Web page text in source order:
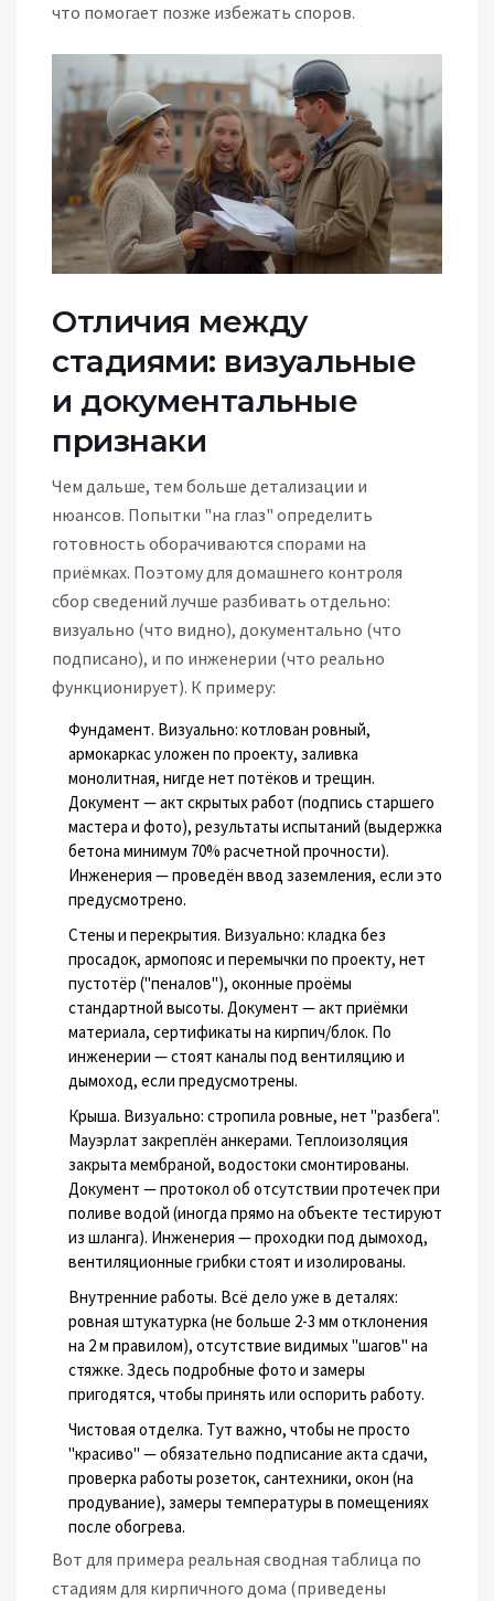
что помогает позже избежать споров.
Отличия между
стадиями: визуальные
и документальные
признаки
Чем дальше, тем больше детализации и
нюансов. Попытки "на глаз" определить
готовность оборачиваются спорами на
приёмках. Поэтому для домашнего контроля
сбор сведений лучше разбивать отдельно:
визуально (что видно), документально (что
подписано), и по инженерии (что реально
функционирует). К примеру:
Фундамент. Визуально: котлован ровный,
армокаркас уложен по проекту, заливка
монолитная, нигде нет потёков и трещин.
Документ — акт скрытых работ (подпись старшего
мастера и фото), результаты испытаний (выдержка
бетона минимум 70% расчетной прочности).
Инженерия — проведён ввод заземления, если это
предусмотрено.
Стены и перекрытия. Визуально: кладка без
просадок, армопояс и перемычки по проекту, нет
пустотёр ("пеналов"), оконные проёмы
стандартной высоты. Документ — акт приёмки
материала, сертификаты на кирпич/блок. По
инженерии — стоят каналы под вентиляцию и
дымоход, если предусмотрены.
Крыша. Визуально: стропила ровные, нет "разбега".
Мауэрлат закреплён анкерами. Теплоизоляция
закрыта мембраной, водостоки смонтированы.
Документ — протокол об отсутствии протечек при
поливе водой (иногда прямо на объекте тестируют
из шланга). Инженерия — проходки под дымоход,
вентиляционные грибки стоят и изолированы.
Внутренние работы. Всё дело уже в деталях:
ровная штукатурка (не больше 2-3 мм отклонения
на 2 м правилом), отсутствие видимых "шагов" на
стяжке. Здесь подробные фото и замеры
пригодятся, чтобы принять или оспорить работу.
Чистовая отделка. Тут важно, чтобы не просто
"красиво" — обязательно подписание акта сдачи,
проверка работы розеток, сантехники, окон (на
продувание), замеры температуры в помещениях
после обогрева.
Вот для примера реальная сводная таблица по
стадиям для кирпичного дома (приведены